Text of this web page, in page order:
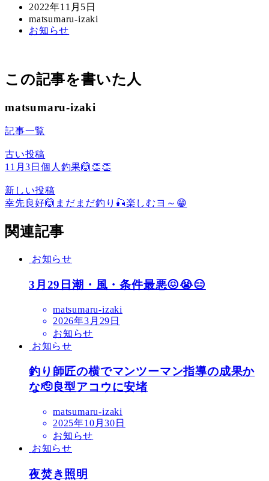
投
稿
日
2022年11月5日
著
者
matsumaru-izaki
カ
ー
お知らせ
この記事を書いた人
matsumaru-izaki
記事一覧
古い投稿
11月3日個人釣果🙆👏👏
新しい投稿
幸先良好🙆まだまだ釣り🎣楽しむヨ～😁
関連記事
お知らせ
3月29日潮・風・条件最悪😖😭😑
matsumaru-izaki
2026年3月29日
お知らせ
お知らせ
釣り師匠の横でマンツーマン指導の成果か
な🫡良型アコウに安堵
matsumaru-izaki
2025年10月30日
お知らせ
お知らせ
夜焚き照明